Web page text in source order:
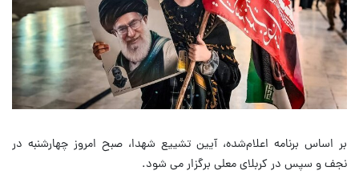
بر اساس برنامه اعلام‌شده، آیین تشییع شهدا، صبح امروز چهارشنبه در
نجف و سپس در کربلای معلی برگزار می شود.